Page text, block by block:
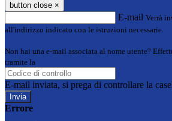
button close ×
E-mail Verrà
all'indirizzo indicato con le istruzioni necessarie.
Non hai una e-mail associata al nome utente?
tramite la
E-mail inviata, si prega di controllare la
Errore